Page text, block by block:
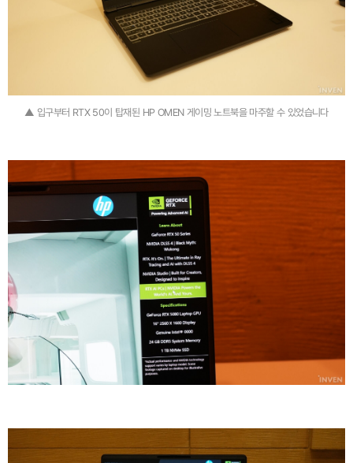
▲ 입구부터 RTX 50이 탑재된 HP OMEN 게이밍 노트북을 마주할 수 있었습니다